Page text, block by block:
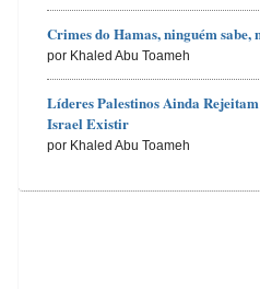
Crimes do Hamas, ninguém sabe,
por Khaled Abu Toameh
Líderes Palestinos Ainda
Israel Existir
por Khaled Abu Toameh